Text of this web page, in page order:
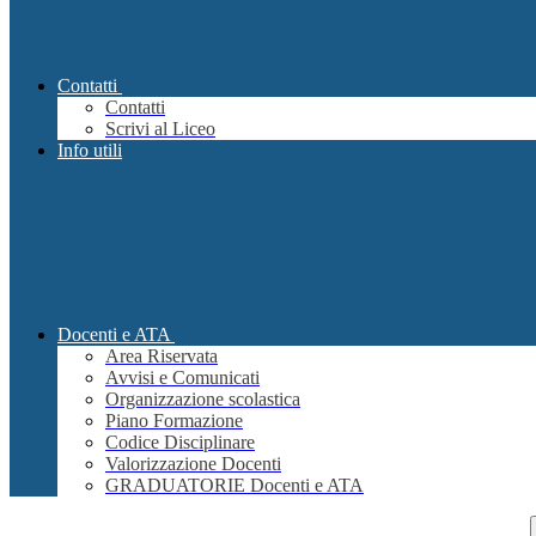
Contatti
Contatti
Scrivi al Liceo
Info utili
Docenti e ATA
Area Riservata
Avvisi e Comunicati
Organizzazione scolastica
Piano Formazione
Codice Disciplinare
Valorizzazione Docenti
GRADUATORIE Docenti e ATA